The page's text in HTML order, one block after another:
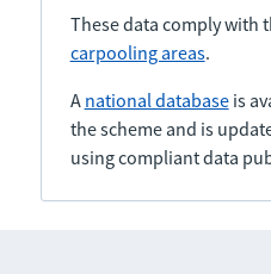
These data comply with
carpooling areas.
A national databaseis
the scheme and is
using compliant data